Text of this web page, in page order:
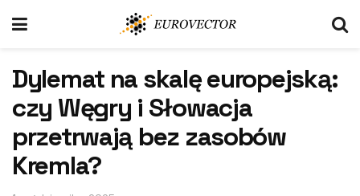
Dylemat na skalę europejską:
czy Węgry i Słowacja
przetrwają bez zasobów
Kremla?